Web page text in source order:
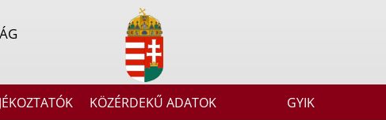
KÖZÉRDEKŰ ADATOK GYIK